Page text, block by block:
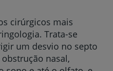
cirúrgicos mais
Trata-se
um desvio no septo
nasal,